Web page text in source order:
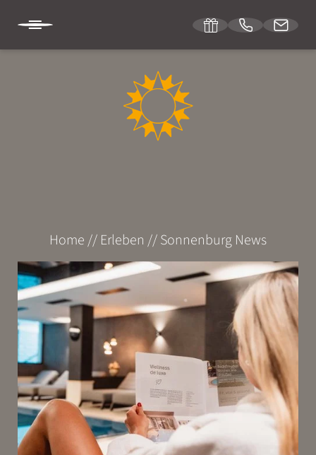
DIE SONNENBURG
ERLEBEN
Zu Fuß
Mit dem Rad
Weihnachten & Neujahr
Must-See
Sonnenburg News
ENTSPANNEN
Home// Erleben //Sonnenburg News